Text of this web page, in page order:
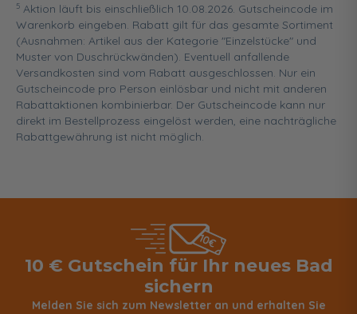
5 Aktion läuft bis einschließlich 10.08.2026. Gutscheincode im
Warenkorb eingeben. Rabatt gilt für das gesamte Sortiment
(Ausnahmen: Artikel aus der Kategorie "Einzelstücke" und
Muster von Duschrückwänden). Eventuell anfallende
Versandkosten sind vom Rabatt ausgeschlossen. Nur ein
Gutscheincode pro Person einlösbar und nicht mit anderen
Rabattaktionen kombinierbar. Der Gutscheincode kann nur
direkt im Bestellprozess eingelöst werden, eine nachträgliche
Rabattgewährung ist nicht möglich.
10 € Gutschein für Ihr neues Bad
sichern
Melden Sie sich zum Newsletter an und erhalten Sie